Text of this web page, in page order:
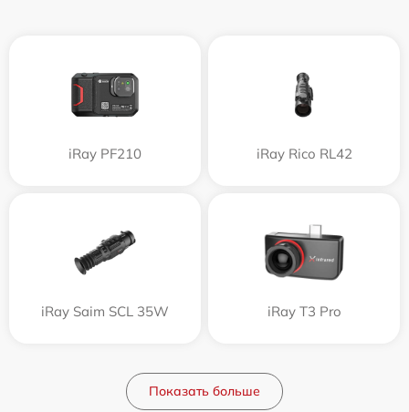
iRay PF210 iRay Rico RL42
iRay Saim SCL 35W iRay T3 Pro
Показать больше